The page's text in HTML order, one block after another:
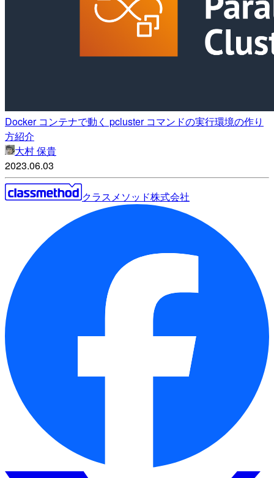
Docker コンテナで動く pcluster コマンドの実行環境の作り
方紹介
大村 保貴
2023.06.03
クラスメソッド株式会社